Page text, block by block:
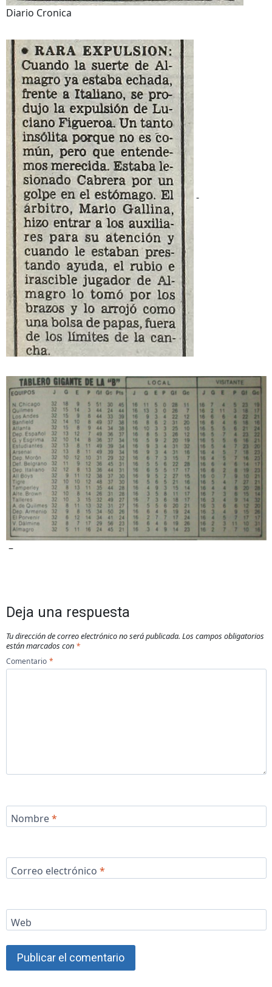
Diario Cronica
-
–
Deja una respuesta
Tu dirección de correo electrónico no será publicada. Los campos obligatorios
están marcados con *
Comentario *
Nombre*
Correo electrónico *
Web